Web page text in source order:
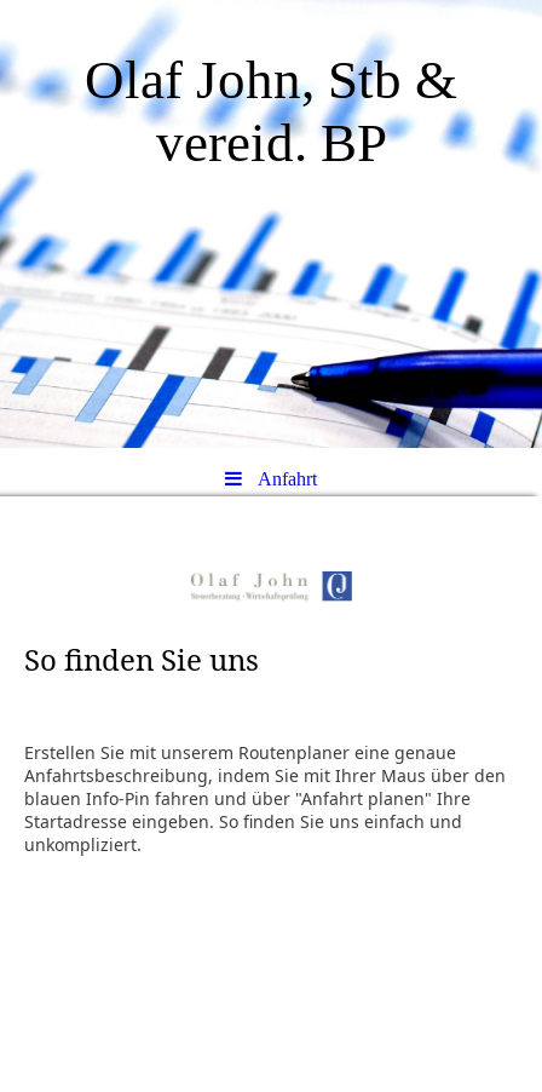
Olaf John, Stb &
vereid. BP
Anfahrt
So finden Sie uns
Erstellen Sie mit unserem Routenplaner eine genaue
Anfahrtsbeschreibung, indem Sie mit Ihrer Maus über den
blauen Info-Pin fahren und über "Anfahrt planen" Ihre
Startadresse eingeben. So finden Sie uns einfach und
unkompliziert.